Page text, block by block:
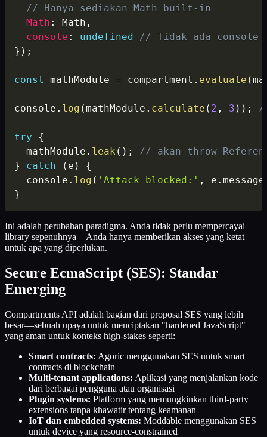
// Hanya sediakan Math built-in
Math : Math ,
console : undefined
// Tidak ada
} ) ;
const mathModule = compartment . evaluate (
console . log (mathModule . calculate ( 2 , 3 ) ) ;
try
{
  mathModule
. leak ( ) ;
// akan throw
}
catch ( e )
{
  console
. log ( 'Attack blocked:' , e . message
}
Ini adalah perubahan paradigma. Anda tidak perlu mempercayai
library sepenuhnya—Anda hanya memberikan akses yang ketat
untuk apa yang diperlukan.
Secure EcmaScript (SES): Standar
Emerging
Compartments API adalah bagian dari proposal SES yang lebih
besar—sebuah upaya untuk menciptakan "hardened JavaScript"
yang aman untuk konteks high-stakes seperti:
Smart contracts: Agoric menggunakan SES untuk smart
contracts di blockchain
Multi-tenant applications: Aplikasi yang menjalankan kode
dari berbagai pengguna atau organisasi
Plugin systems: Platform yang memungkinkan third-party
extensions tanpa khawatir tentang keamanan
IoT dan embedded systems: Moddable menggunakan SES
untuk device yang resource-constrained